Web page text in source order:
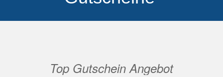
Top Gutschein Angebot